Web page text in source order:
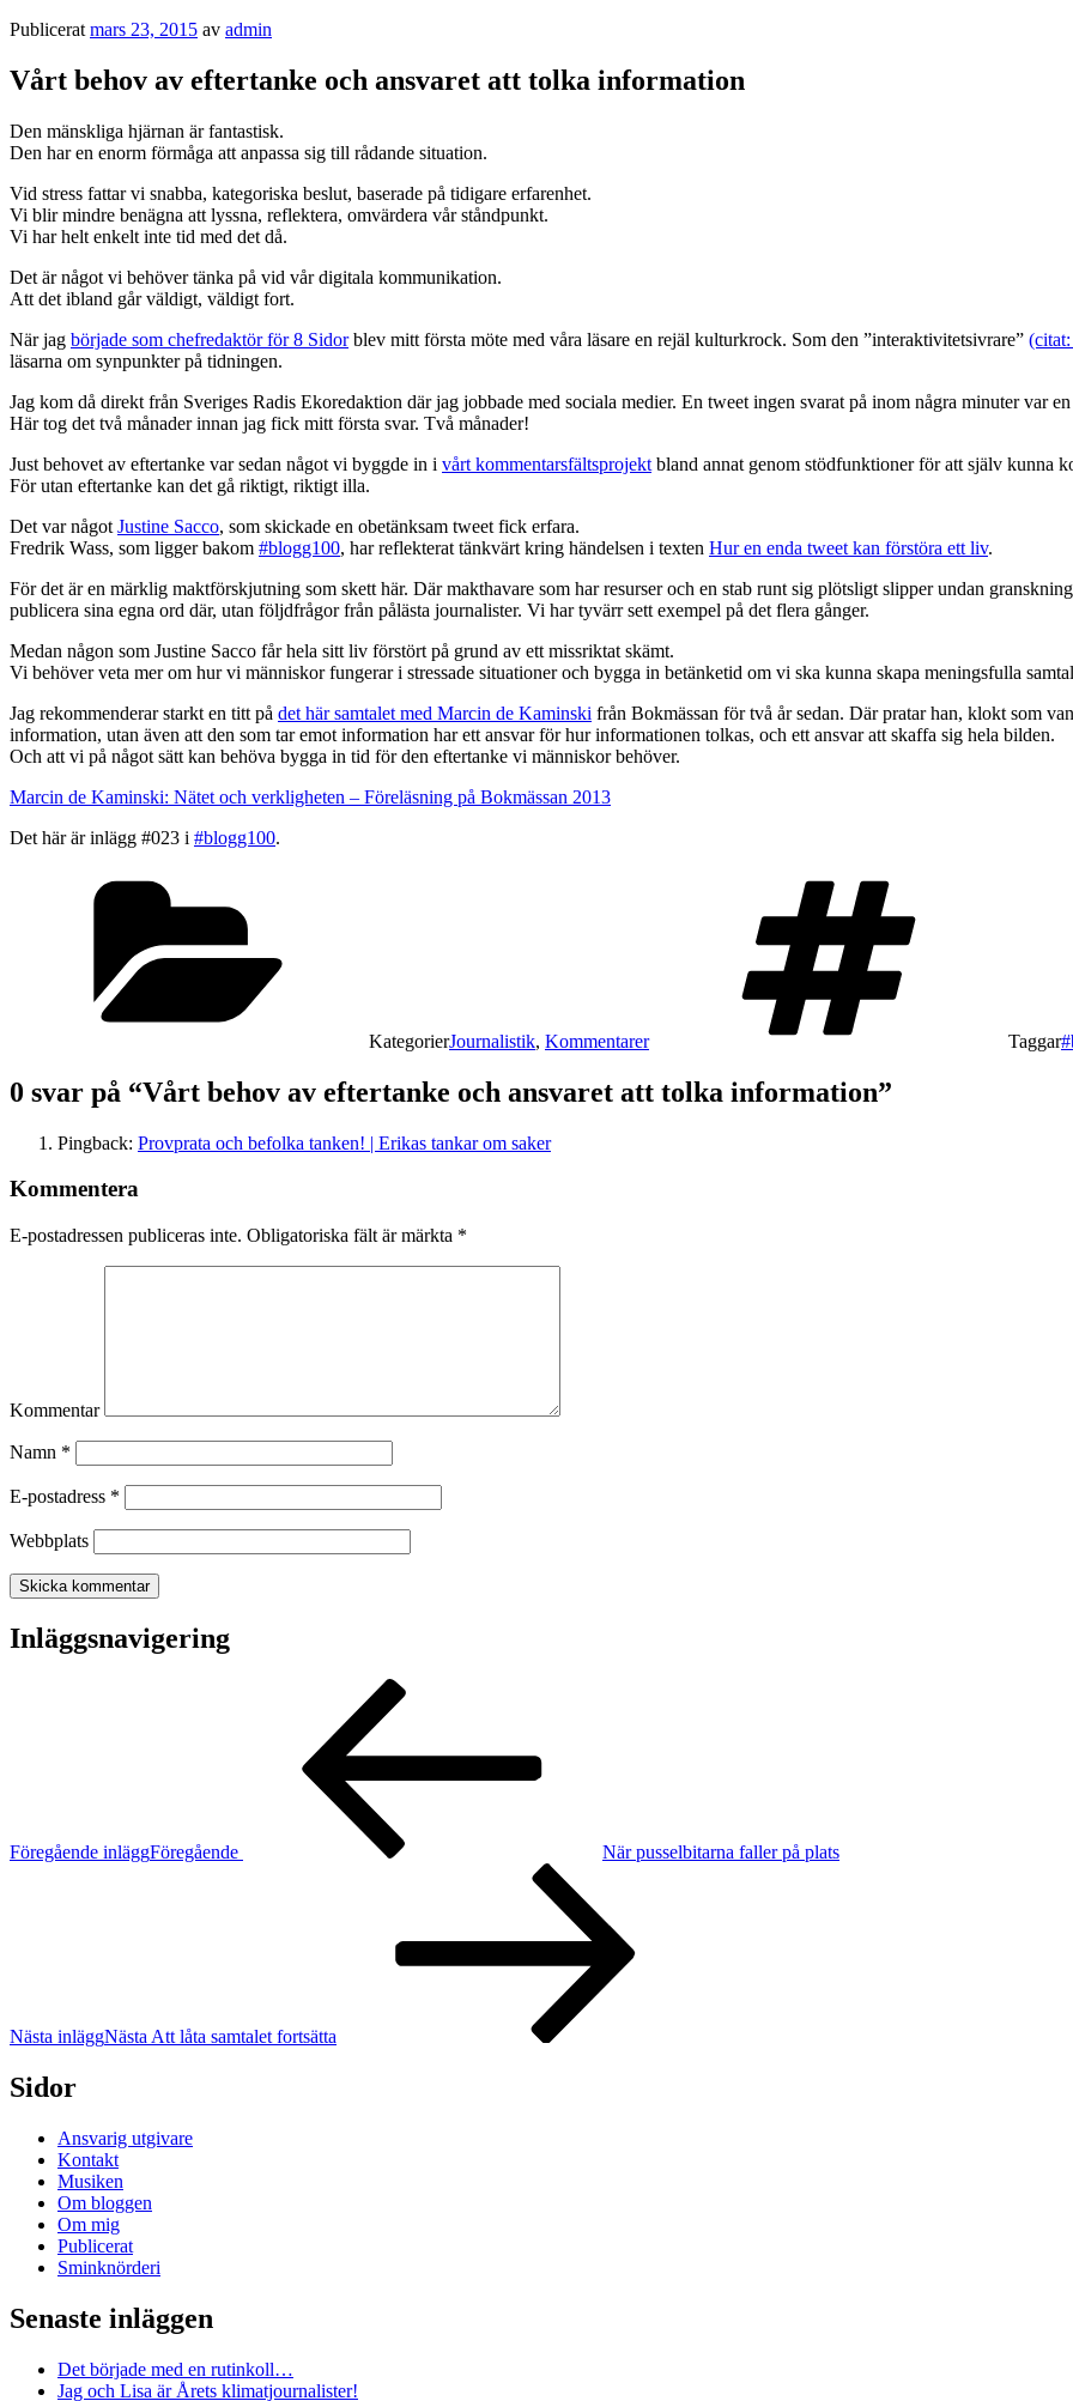
Publicerat mars 23, 2015 av admin
Vårt behov av eftertanke och ansvaret att tolka information
Den mänskliga hjärnan är fantastisk.
Den har en enorm förmåga att anpassa sig till rådande situation.
Vid stress fattar vi snabba, kategoriska beslut, baserade på tidigare erfarenhet.
Vi blir mindre benägna att lyssna, reflektera, omvärdera vår ståndpunkt.
Vi har helt enkelt inte tid med det då.
Det är något vi behöver tänka på vid vår digitala kommunikation.
Att det ibland går väldigt, väldigt fort.
När jag började som chefredaktör för 8 Sidorblev mitt första möte med våra läsare en rejäl kulturkrock. Som den ”interaktivitetsivrare”
läsarna om synpunkter på tidningen.
Jag kom då direkt från Sveriges Radis Ekoredaktion där jag jobbade med sociala medier. En tweet ingen svarat på inom några minuter var
Här tog det två månader innan jag fick mitt första svar. Två månader!
Just behovet av eftertanke var sedan något vi byggde in i vårt kommentarsfältsprojekt bland annat genom stödfunktioner för att själv kunna
För utan eftertanke kan det gå riktigt, riktigt illa.
Det var något Justine Sacco, som skickade en obetänksam tweet fick erfara.
Fredrik Wass, som ligger bakom #blogg100, har reflekterat tänkvärt kring händelsen i texten Hur en enda tweet kan förstöra ett liv.
För det är en märklig maktförskjutning som skett här. Där makthavare som har resurser och en stab runt sig plötsligt slipper undan
publicera sina egna ord där, utan följdfrågor från pålästa journalister. Vi har tyvärr sett exempel på det flera gånger.
Medan någon som Justine Sacco får hela sitt liv förstört på grund av ett missriktat skämt.
Vi behöver veta mer om hur vi människor fungerar i stressade situationer och bygga in betänketid om vi ska kunna skapa meningsfulla
Jag rekommenderar starkt en titt på det här samtalet med Marcin de Kaminski från Bokmässan för två år sedan. Där pratar han, klokt som
information, utan även att den som tar emot information har ett ansvar för hur informationen tolkas, och ett ansvar att skaffa sig hela bilden.
Och att vi på något sätt kan behöva bygga in tid för den eftertanke vi människor behöver.
Marcin de Kaminski: Nätet och verkligheten – Föreläsning på Bokmässan 2013
Det här är inlägg #023 i #blogg100.
KategorierJournalistik, Kommentarer Taggar
0 svar på “Vårt behov av eftertanke och ansvaret att tolka information”
Pingback: Provprata och befolka tanken! | Erikas tankar om saker
Kommentera
E-postadressen publiceras inte. Obligatoriska fält är märkta *
Kommentar
Namn *
E-postadress *
Webbplats
Inläggsnavigering
Föregående inläggFöregående När pusselbitarna faller på plats
Nästa inläggNästa Att låta samtalet fortsätta
Sidor
Ansvarig utgivare
Kontakt
Musiken
Om bloggen
Om mig
Publicerat
Sminknörderi
Senaste inläggen
Det började med en rutinkoll…
Jag och Lisa är Årets klimatjournalister!